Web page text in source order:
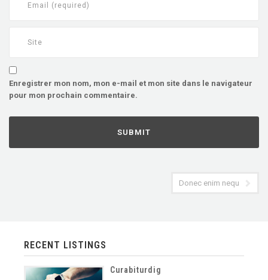
Enregistrer mon nom, mon e-mail et mon site dans le navigateur
pour mon prochain commentaire.
Donec enim neque
RECENT LISTINGS
Curabiturdig